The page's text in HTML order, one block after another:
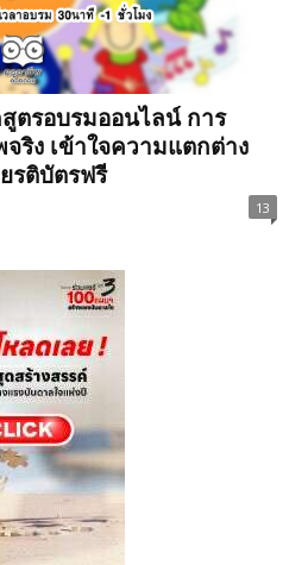
ตรอบรมออนไลน์ การ
ริง เข้าใจความแตกต่าง
รติบัตรฟรี
13